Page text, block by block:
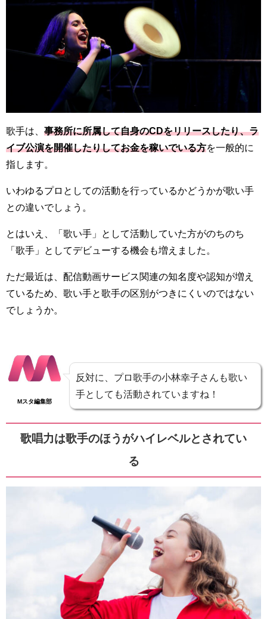
歌手は、 事務所に所属して自身のCDをリリースしたり、ラ
イブ公演を開催したりしてお金を稼いでいる方を一般的に
指します。
いわゆるプロとしての活動を行っているかどうかが歌い手
との違いでしょう。
とはいえ、「歌い手」として活動していた方がのちのち
「歌手」としてデビューする機会も増えました。
ただ最近は、配信動画サービス関連の知名度や認知が増え
ているため、歌い手と歌手の区別がつきにくいのではない
でしょうか。
Mスタ編集部
反対に、プロ歌手の小林幸子さんも歌い
手としても活動されていますね！
歌唱力は歌手のほうがハイレベルとされてい
る